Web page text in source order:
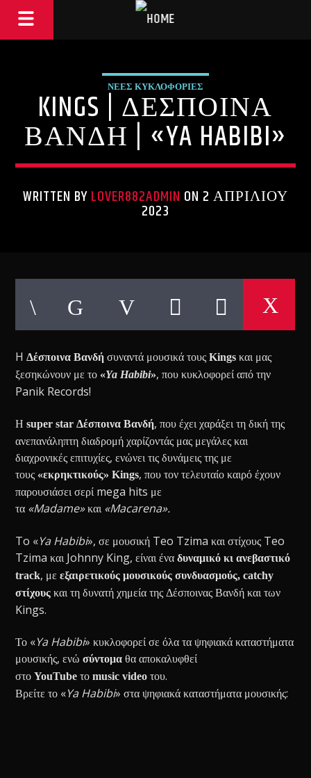
ΝΕΕΣ ΚΥΚΛΟΦΟΡΙΕΣ
KINGS | ΔΕΣΠΟΙΝΑ
ΒΑΝΔΗ | «YA HABIBI»
WRITTEN BYLOVER882ADMIN ON 2 ΑΠΡΙΛΊΟΥ
2023
HΔέσποινα Βανδή συναντά μουσικά τουςKingsκαι μας
ξεσηκώνουν με το «Ya Habibi», που κυκλοφορεί από την
Panik Records!
Ηsuper star Δέσποινα Βανδή, που έχει χαράξει τη δική της
ανεπανάληπτη διαδρομή χαρίζοντάς μας μεγάλες και
διαχρονικές επιτυχίες, ενώνει τις δυνάμεις της με
τους «εκρηκτικούς» Kings, που τον τελευταίο καιρό έχουν
παρουσιάσει σερί mega hits με
τα «Madame»και«Macarena».
To «Ya Habibi», σε μουσική Teo Tzima και στίχους Teo
Tzima και Johnny King, είναι έναδυναμικό κι ανεβαστικό
track, με εξαιρετικούς μουσικούς συνδυασμούς, catchy
στίχους και τη δυνατή χημεία της Δέσποινας Βανδή και των
Kings.
Το «Ya Habibi» κυκλοφορεί σε όλα τα ψηφιακά καταστήματα
μουσικής, ενώσύντομα θα αποκαλυφθεί
στοYouTubeτοmusic videoτου.
Βρείτε το «Ya Habibi» στα ψηφιακά καταστήματα μουσικής: